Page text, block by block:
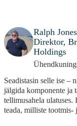
Ralph Jones
Direktor,
Holdings
Seadistasin selle ise –
jälgida komponente ja
tellimusahela
teada, milliste tootmis-